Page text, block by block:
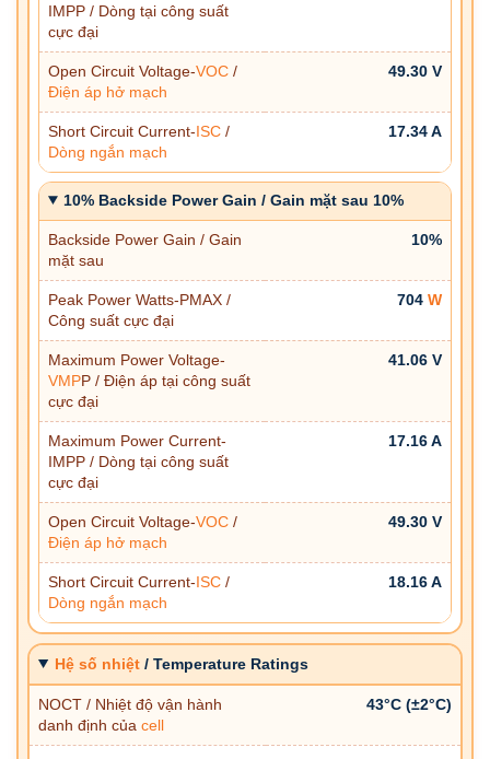
IMPP / Dòng tại công suất
cực đại
Open Circuit Voltage-VOC /
Điện áp hở mạch
49.30 V
Short Circuit Current-ISC /
Dòng ngắn mạch
17.34 A
10% Backside Power Gain / Gain mặt sau 10%
Backside Power Gain / Gain
mặt sau
10%
Peak Power Watts-PMAX /
Công suất cực đại
704 W
Maximum Power Voltage-
VMPP / Điện áp tại công suất
cực đại
41.06 V
Maximum Power Current-
IMPP / Dòng tại công suất
cực đại
17.16 A
Open Circuit Voltage-VOC /
Điện áp hở mạch
49.30 V
Short Circuit Current-ISC /
Dòng ngắn mạch
18.16 A
Hệ số nhiệt/ Temperature Ratings
NOCT / Nhiệt độ vận hành
danh định của cell
43°C (±2°C)